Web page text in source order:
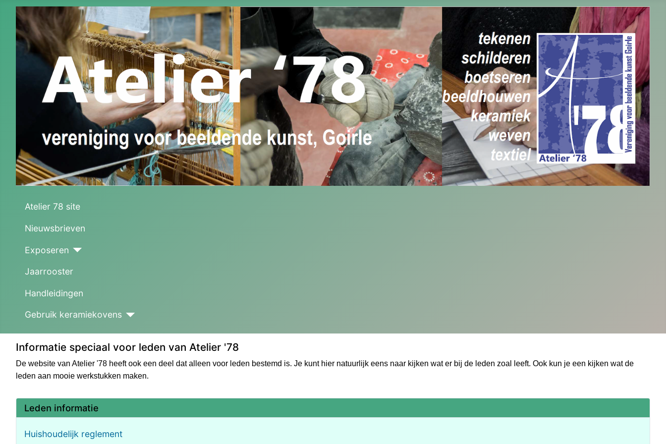
Atelier 78 site
Nieuwsbrieven
Exposeren
Jaarrooster
Handleidingen
Gebruik keramiekovens
Leden informatie
Huishoudelijk reglement
Informatie speciaal voor leden van Atelier '78
De website van Atelier '78 heeft ook een deel dat alleen voor leden bestemd is. Je kunt hier natuurlijk eens naar kijken wat er bij de leden zoal leeft. Ook kun je een kijken wat de
leden aan mooie werkstukken maken.